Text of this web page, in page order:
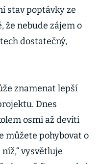
stav poptávky ze
že nebude zájem o
dostatečný,
znamenat lepší
Dnes
osmi až devíti
můžete pohybovat o
vysvětluje